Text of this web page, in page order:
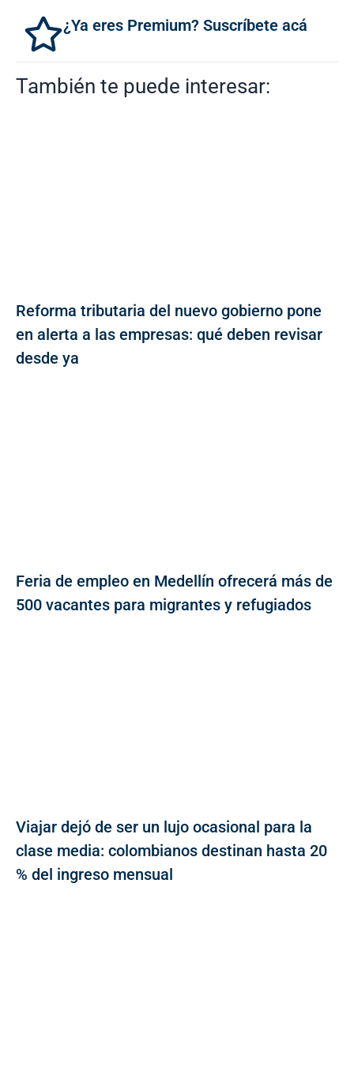
¿Ya eres Premium? Suscríbete acá
También te puede interesar:
Reforma tributaria del nuevo gobierno pone
en alerta a las empresas: qué deben revisar
desde ya
Feria de empleo en Medellín ofrecerá más de
500 vacantes para migrantes y refugiados
Viajar dejó de ser un lujo ocasional para la
clase media: colombianos destinan hasta 20
% del ingreso mensual